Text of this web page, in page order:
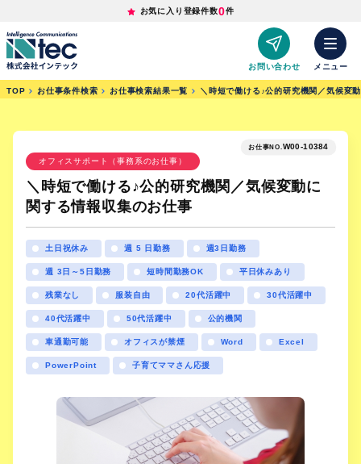
お気に入り登録件数0件
お問い合わせ メニュー
TOP お仕事条件検索 お仕事検索結果一覧 ＼時短で働ける♪公的研究機関／気候変
お仕事NO. W00-10384
オフィスサポート（事務系のお仕事）
＼時短で働ける♪公的研究機関／気候変動に
関する情報収集のお仕事
土日祝休み 週 5 日勤務 週3日勤務
週 3日～5日勤務 短時間勤務OK 平日休みあり
残業なし 服装自由 20代活躍中 30代活躍中
40代活躍中 50代活躍中 公的機関
車通勤可能 オフィスが禁煙 Word Excel
PowerPoint 子育てママさん応援